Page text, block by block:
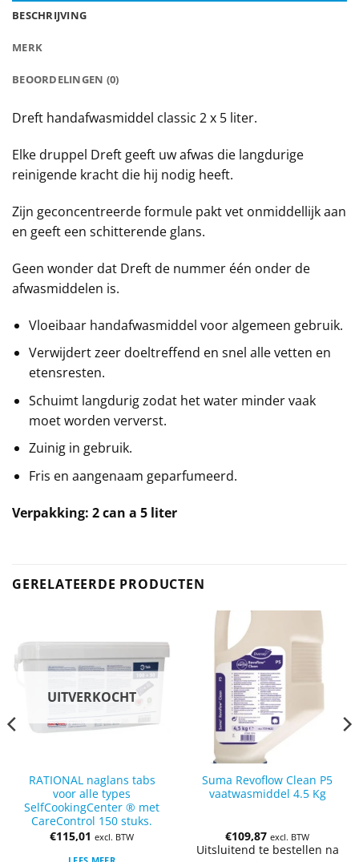
BESCHRIJVING
MERK
BEOORDELINGEN (0)
Dreft handafwasmiddel classic 2 x 5 liter.
Elke druppel Dreft geeft uw afwas die langdurige
reinigende kracht die hij nodig heeft.
Zijn geconcentreerde formule pakt vet onmiddellijk aan
en geeft een schitterende glans.
Geen wonder dat Dreft de nummer één onder de
afwasmiddelen is.
Vloeibaar handafwasmiddel voor algemeen gebruik.
Verwijdert zeer doeltreffend en snel alle vetten en
etensresten.
Schuimt langdurig zodat het water minder vaak
moet worden ververst.
Zuinig in gebruik.
Fris en aangenaam geparfumeerd.
Verpakking: 2 can a 5 liter
GERELATEERDE PRODUCTEN
UITVERKOCHT
RATIONAL naglans tabs
voor alle types
SelfCookingCenter ® met
CareControl 150 stuks.
€115,01 excl. BTW
Suma Revoflow Clean P5
vaatwasmiddel 4.5 Kg
€109,87 excl. BTW
Uitsluitend te bestellen na